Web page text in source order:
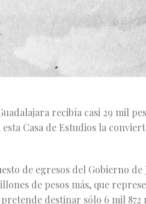
gobernadores desde que se
efectos de las pésimas
pesos adicionales a la
recibía casi 29 mil
Casa de Estudios la
de egresos del Gobierno
de pesos más, que
destinar sólo 6 mil